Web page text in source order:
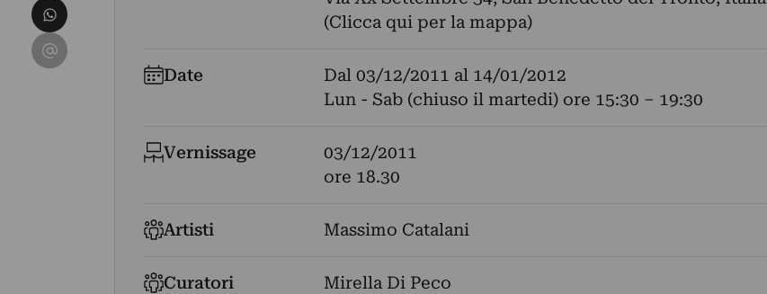
(Clicca qui per la mappa)
Date Dal 03/12/2011 al 14/01/2012
Lun - Sab (chiuso il martedi) ore 15:30 – 19:30
Vernissage
03/12/2011
ore 18.30
Artisti Massimo Catalani
Curatori Mirella Di Peco
Condividi su WhatsApp
Condividi su Email